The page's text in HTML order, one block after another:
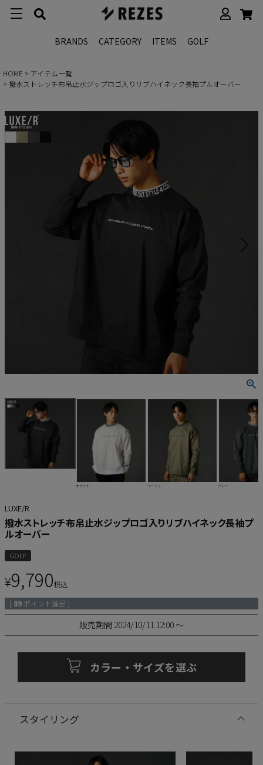
BRANDS CATEGORY ITEMS GOLF
HOME
アイテム一覧
撥水ストレッチ布帛止水ジップロゴ入りリブハイネック長袖プルオーバー
ホワイト ベージュ グレー
LUXE/R
撥水ストレッチ布帛止水ジップロゴ入りリブハイネック長袖プ
ルオーバー
GOLF
¥9,790税込
[ 89 ポイント進呈 ]
販売期間 2024/10/11 12:00 〜
カラー・サイズを選ぶ
スタイリング